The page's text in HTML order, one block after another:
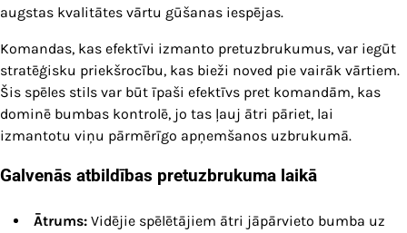
augstas kvalitātes vārtu gūšanas iespējas.
Komandas, kas efektīvi izmanto pretuzbrukumus, var iegūt
stratēģisku priekšrocību, kas bieži noved pie vairāk vārtiem.
Šis spēles stils var būt īpaši efektīvs pret komandām, kas
dominē bumbas kontrolē, jo tas ļauj ātri pāriet, lai
izmantotu viņu pārmērīgo apņemšanos uzbrukumā.
Galvenās atbildības pretuzbrukuma laikā
Ātrums: Vidējie spēlētājiem ātri jāpārvieto bumba uz